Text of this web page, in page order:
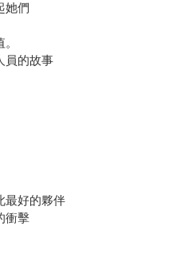
她們
員的故事
最好的夥伴
衝擊